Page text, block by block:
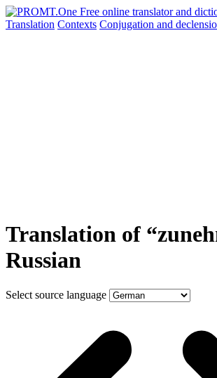
Translation Contexts Conjugation and
Translation of
Russian
Select source language